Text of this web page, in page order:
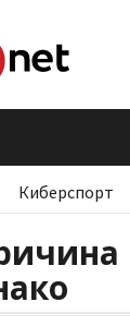
Киберспорт